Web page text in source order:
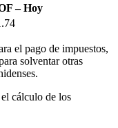
– Hoy
el pago de impuestos,
solventar otras
cálculo de los